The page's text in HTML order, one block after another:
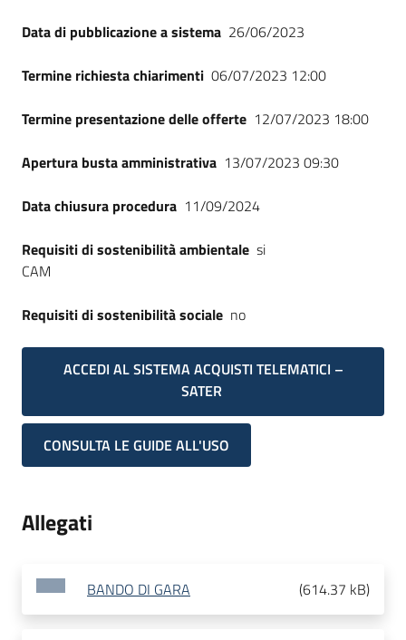
Data di pubblicazione a sistema 26/06/2023
Termine richiesta chiarimenti 06/07/2023 12:00
Termine presentazione delle offerte 12/07/2023 18:00
Apertura busta amministrativa 13/07/2023 09:30
Data chiusura procedura 11/09/2024
Requisiti di sostenibilità ambientale si
CAM
Requisiti di sostenibilità sociale no
ACCEDI AL SISTEMA ACQUISTI TELEMATICI –
SATER
CONSULTA LE GUIDE ALL'USO
Allegati
BANDO DI GARA (614.37 kB)